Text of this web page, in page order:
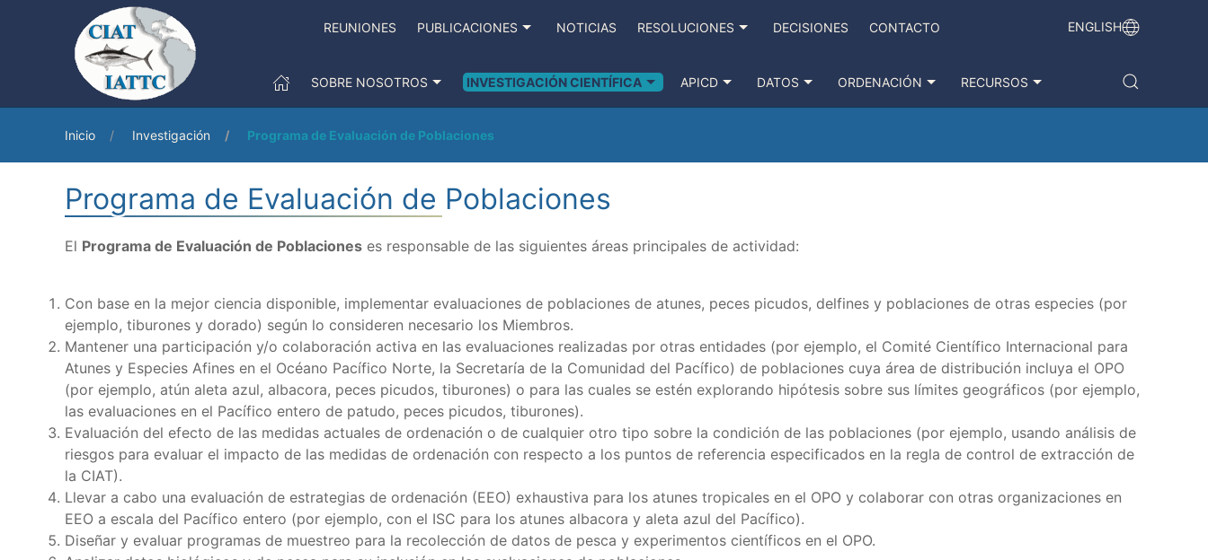
REUNIONES PUBLICACIONES NOTICIAS RESOLUCIONES DECISIONES CONTACTO ENGLISH
SOBRE NOSOTROS INVESTIGACIÓN CIENTÍFICA APICD DATOS ORDENACIÓN RECURSOS
Inicio Investigación Programa de Evaluación de Poblaciones
Programa de Evaluación de Poblaciones
El Programa de Evaluación de Poblaciones es responsable de las siguientes áreas principales de actividad:
Con base en la mejor ciencia disponible, implementar evaluaciones de poblaciones de atunes, peces picudos, delfines y poblaciones de otras especies (por
ejemplo, tiburones y dorado) según lo consideren necesario los Miembros.
Mantener una participación y/o colaboración activa en las evaluaciones realizadas por otras entidades (por ejemplo, el Comité Científico Internacional para
Atunes y Especies Afines en el Océano Pacífico Norte, la Secretaría de la Comunidad del Pacífico) de poblaciones cuya área de distribución incluya el OPO
(por ejemplo, atún aleta azul, albacora, peces picudos, tiburones) o para las cuales se estén explorando hipótesis sobre sus límites geográficos (por ejemplo,
las evaluaciones en el Pacífico entero de patudo, peces picudos, tiburones).
Evaluación del efecto de las medidas actuales de ordenación o de cualquier otro tipo sobre la condición de las poblaciones (por ejemplo, usando análisis de
riesgos para evaluar el impacto de las medidas de ordenación con respecto a los puntos de referencia especificados en la regla de control de extracción de
la CIAT).
Llevar a cabo una evaluación de estrategias de ordenación (EEO) exhaustiva para los atunes tropicales en el OPO y colaborar con otras organizaciones en
EEO a escala del Pacífico entero (por ejemplo, con el ISC para los atunes albacora y aleta azul del Pacífico).
Diseñar y evaluar programas de muestreo para la recolección de datos de pesca y experimentos científicos en el OPO.